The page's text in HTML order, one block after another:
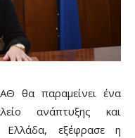
θα παραμείνει ένα
ανάπτυξης και
Ελλάδα, εξέφρασε η